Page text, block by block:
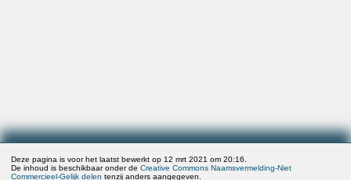
Deze pagina is voor het laatst bewerkt op 12 mrt 2021 om 20:16.
De inhoud is beschikbaar onder deCreative Commons Naamsvermelding-Niet
Commercieel-Gelijk delen tenzij anders aangegeven.